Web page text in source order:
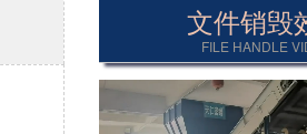
文件销毁
FILE HANDLE